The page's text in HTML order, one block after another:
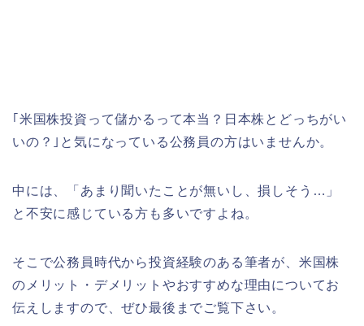
｢米国株投資って儲かるって本当？日本株とどっちがい
いの？｣と気になっている公務員の方はいませんか。
中には、「あまり聞いたことが無いし、損しそう…」
と不安に感じている方も多いですよね。
そこで公務員時代から投資経験のある筆者が、米国株
のメリット・デメリットやおすすめな理由についてお
伝えしますので、ぜひ最後までご覧下さい。